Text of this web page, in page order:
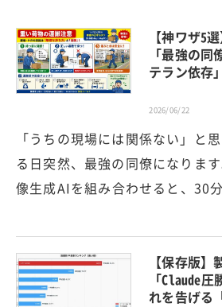
【神ワザ5
「最強の
テラン依存
2026/06/22
「うちの現場には関係ない」と
る日突然、最強の同僚になりま
像生成AIを組み合わせると、30
【保存版
「Claude
れを告げる